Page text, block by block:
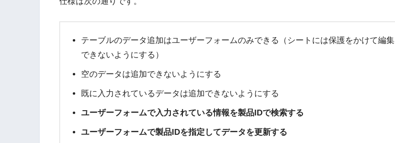
テーブルのデータ追加はユーザーフォームのみできる（シートには保護をかけて編集
できないようにする）
空のデータは追加できないようにする
既に入力されているデータは追加できないようにする
ユーザーフォームで入力されている情報を製品IDで検索する
ユーザーフォームで製品IDを指定してデータを更新する